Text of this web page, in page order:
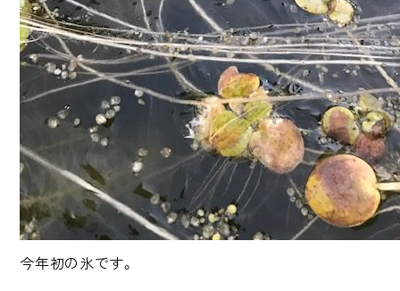
今年初の氷です。